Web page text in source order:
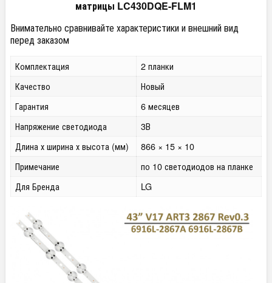
матрицы LC430DQE-FLM1
Внимательно сравнивайте характеристики и внешний вид
перед заказом
Комплектация
2 планки
Качество
Новый
Гарантия
6 месяцев
Напряжение светодиода
3В
Длина х ширина х высота (мм)
866 × 15 × 10
Примечание
по 10 светодиодов на планке
Для Бренда
LG